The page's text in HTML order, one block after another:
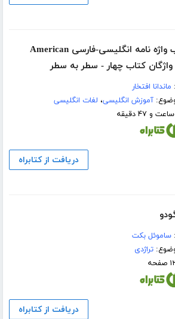
🎧 دانلود ضمیمه کتاب واژه نامه انگلیسی-فارسی American
ماندانا افتخار
آموزش انگلیسی، لغات انگلیسی
دریافت از کتابراه
ساموئل بکت
تراژدی
دریافت از کتابراه